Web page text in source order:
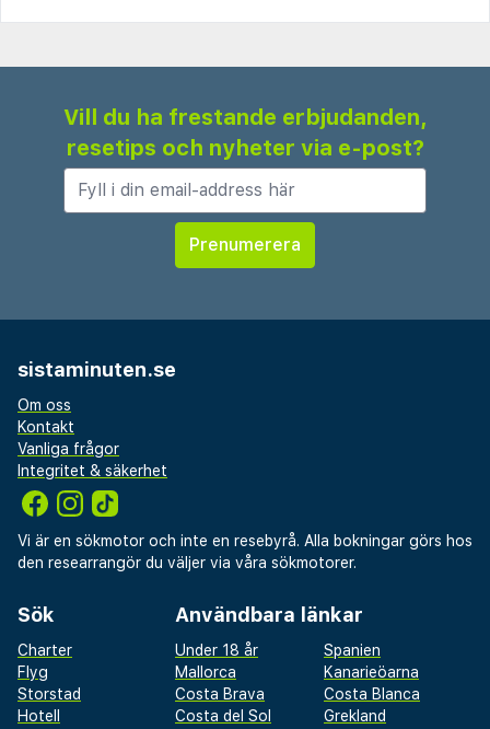
Vill du ha frestande erbjudanden,
resetips och nyheter via e-post?
sistaminuten.se
Om oss
Kontakt
Vanliga frågor
Integritet & säkerhet
Vi är en sökmotor och inte en resebyrå. Alla bokningar görs hos
den researrangör du väljer via våra sökmotorer.
Sök
Charter
Flyg
Storstad
Hotell
Användbara länkar
Under 18 år
Spanien
Mallorca
Kanarieöarna
Costa Brava
Costa Blanca
Costa del Sol
Grekland